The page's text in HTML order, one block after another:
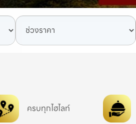
ครบทุกไฮไลท์